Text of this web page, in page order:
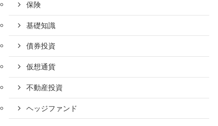
保険
基礎知識
債券投資
仮想通貨
不動産投資
ヘッジファンド